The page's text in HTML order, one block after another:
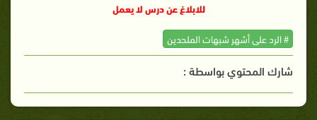
للابلاغ عن درس لا يعمل
# الرد على أشهر شبهات الملحدين
شارك المحتوي بواسطة :